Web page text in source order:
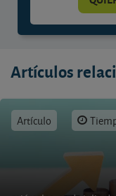
Artículos
Artículo